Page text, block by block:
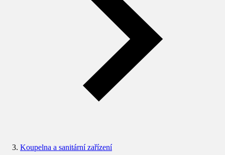
Koupelna a sanitární zařízení